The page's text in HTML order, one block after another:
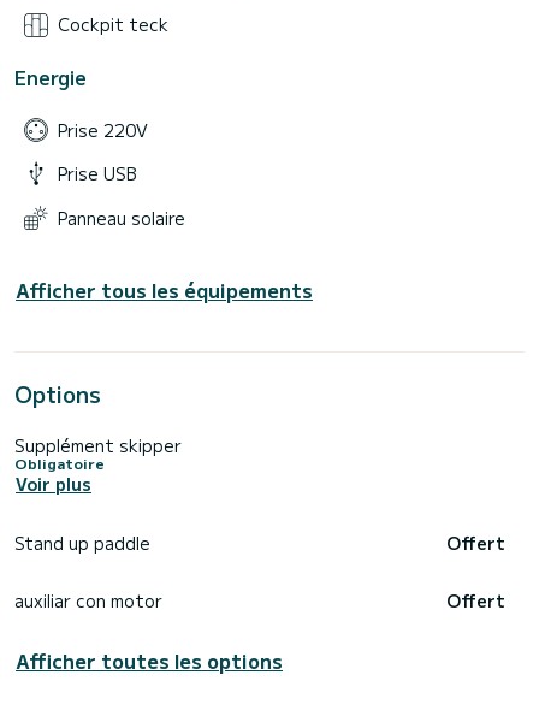
Cockpit teck
Energie
Prise 220V
Prise USB
Panneau solaire
Afficher tous les équipements
Options
Supplément skipper
Obligatoire
Voir plus
Stand up paddle Offert
auxiliar con motor Offert
Afficher toutes les options